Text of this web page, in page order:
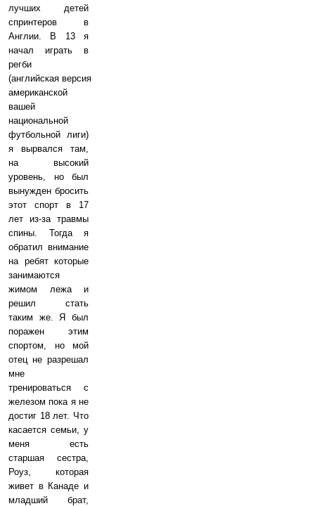
лучших детей
спринтеров в
Англии. В 13 я
начал играть в
регби
(английская версия
американской
вашей
национальной
футбольной лиги)
я вырвался там,
на высокий
уровень, но был
вынужден бросить
этот спорт в 17
лет из-за травмы
спины. Тогда я
обратил внимание
на ребят которые
занимаются
жимом лежа и
решил стать
таким же. Я был
поражен этим
спортом, но мой
отец не разрешал
мне
тренироваться с
железом пока я не
достиг 18 лет. Что
касается семьи, у
меня есть
старшая сестра,
Роуз, которая
живет в Канаде и
младший брат,